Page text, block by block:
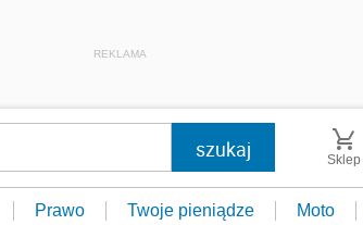
REKLAMA
Sklep
Prawo Twoje pieniądze Moto